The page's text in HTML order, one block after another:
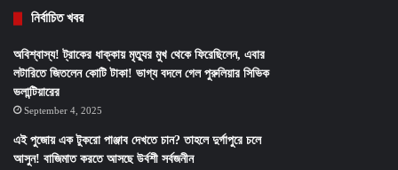
নির্বাচিত খবর
অবিশ্বাস্য! ট্রাকের ধাক্কায় মৃত্যুর মুখ থেকে ফিরেছিলেন, এবার
লটারিতে জিতলেন কোটি টাকা! ভাগ্য বদলে গেল পুরুলিয়ার সিভিক
ভলান্টিয়ারের
September 4, 2025
এই পুজোয় এক টুকরো পাঞ্জাব দেখতে চান? তাহলে দুর্গাপুরে চলে
আসুন! বাজিমাত করতে আসছে উর্বশী সর্বজনীন